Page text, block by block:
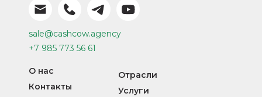
+7 985 773 56 61
sale@cashcow.agency
Контакты
Отрасли
Услуги
О нас